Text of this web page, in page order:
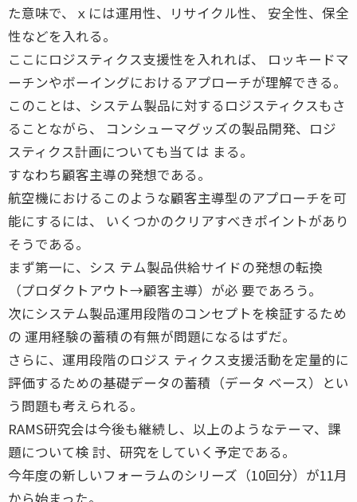
た意味で、ｘには運用性、リサイクル性、 安全性、保全
性などを入れる。
ここにロジスティクス支援性を入れれば、 ロッキードマ
ーチンやボーイングにおけるアプローチが理解できる。
このことは、システム製品に対するロジスティクスもさ
ることながら、 コンシューマグッズの製品開発、ロジ
スティクス計画についても当ては まる。
すなわち顧客主導の発想である。
航空機におけるこのような顧客主導型のアプローチを可
能にするには、 いくつかのクリアすべきポイントがあり
そうである。
まず第一に、シス テム製品供給サイドの発想の転換
（プロダクトアウト→顧客主導）が必 要であろう。
次にシステム製品運用段階のコンセプトを検証するため
の 運用経験の蓄積の有無が問題になるはずだ。
さらに、運用段階のロジス ティクス支援活動を定量的に
評価するための基礎データの蓄積（データ ベース）とい
う問題も考えられる。
RAMS研究会は今後も継続し、以上のようなテーマ、課
題について検 討、研究をしていく予定である。
今年度の新しいフォーラムのシリーズ（10回分）が11月
から始まった。